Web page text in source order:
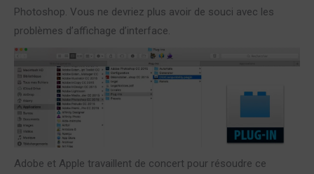
Photoshop. Vous ne devriez plus avoir de souci avec les
problèmes d’affichage d’interface.
Adobe et Apple travaillent de concert pour résoudre ce